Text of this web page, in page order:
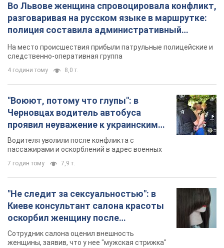
Во Львове женщина спровоцировала конфликт,
разговаривая на русском языке в маршрутке:
полиция составила административный
протокол. Видео
На место происшествия прибыли патрульные полицейские и
следственно-оперативная группа
4 години тому 8,0 т.
"Воюют, потому что глупы": в
Черновцах водитель автобуса
проявил неуважение к украинским
военным и поплатился за это.
Видео
Водителя уволили после конфликта с
пассажирами и оскорблений в адрес военных
7 годин тому 7,9 т.
"Не следит за сексуальностью": в
Киеве консультант салона красоты
оскорбил женщину после
химиотерапии, разгорелся скандал.
Фото
Сотрудник салона оценил внешность
женщины, заявив, что у нее "мужская стрижка"